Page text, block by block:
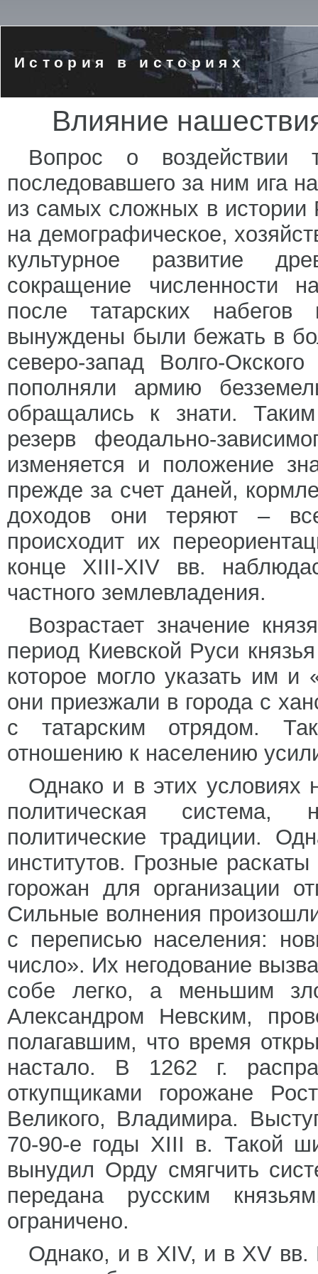
История в историях
Влияние
Вопрос о воздействии
последовавшего за ним ига
из самых сложных в истории
на демографическое,
культурное развитие
сокращение численности
после татарских
вынуждены были бежать в
северо-запад Волго-
пополняли армию
обращались к знати.
резерв феодально-
изменяется и положение
прежде за счет даней,
доходов они теряют –
происходит их
конце XIII-XIV вв.
частного землевладения.
Возрастает значение
период Киевской Руси
которое могло указать им и
они приезжали в города с
с татарским отрядом.
отношению к населению
Однако и в этих условиях
политическая система,
политические традиции.
институтов. Грозные
горожан для организации
Сильные волнения
с переписью населения:
число». Их негодование
собе легко, а меньшим
Александром Невским,
полагавшим, что время
настало. В 1262 г.
откупщиками горожане
Великого, Владимира.
70-90-е годы XIII в. Такой
вынудил Орду смягчить
передана русским
ограничено.
Однако, и в XIV, и в XV вв.